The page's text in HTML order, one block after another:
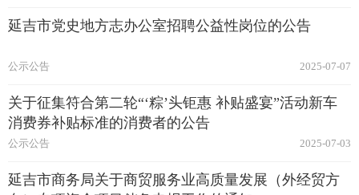
延吉市党史地方志办公室招聘公益性岗位的公告
2025-07-07
公示公告
关于征集符合第二轮“‘粽’头钜惠 补贴盛宴”活动新车
消费券补贴标准的消费者的公告
2025-07-03
公示公告
延吉市商务局关于商贸服务业高质量发展（外经贸方